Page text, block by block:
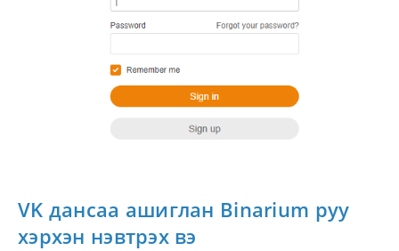
VK дансаа ашиглан Binarium руу
хэрхэн нэвтрэх вэ